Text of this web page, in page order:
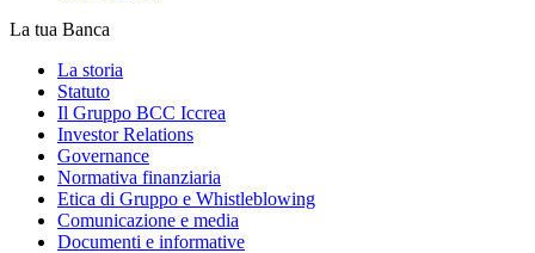
La tua Banca
La storia
Statuto
Il Gruppo BCC Iccrea
Investor Relations
Governance
Normativa finanziaria
Etica di Gruppo e Whistleblowing
Comunicazione e media
Documenti e informative